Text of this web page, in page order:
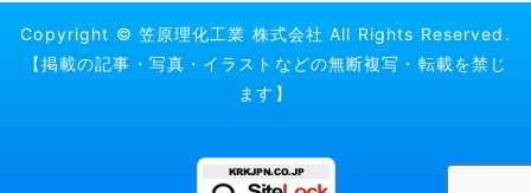
Copyright © 笠原理化工業 株式会社 All Rights Reserved.
【掲載の記事・写真・イラストなどの無断複写・転載を禁じ
ます】